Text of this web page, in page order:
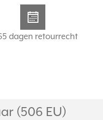
dagen retourrecht
(506 EU)